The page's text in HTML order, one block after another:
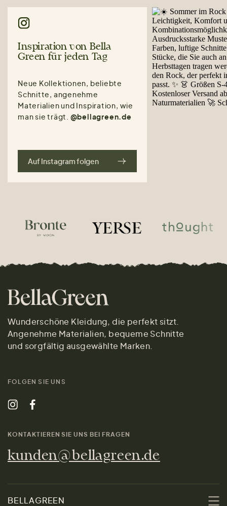
Inspiration von Bella
Green für jeden Tag
Neue Kollektionen, beliebte
Schnitte, angenehme
Materialien und Inspiration, wie
man sie trägt. @bellagreen.de
Auf Instagram folgen
Wunderschöne Kleidung, die perfekt sitzt.
Angenehme Materialien, bequeme Schnitte
und sorgfältig ausgewählte Marken.
FOLGEN SIE UNS
KONTAKTIEREN SIE UNS BEI FRAGEN
kunden@bellagreen.de
BELLAGREEN